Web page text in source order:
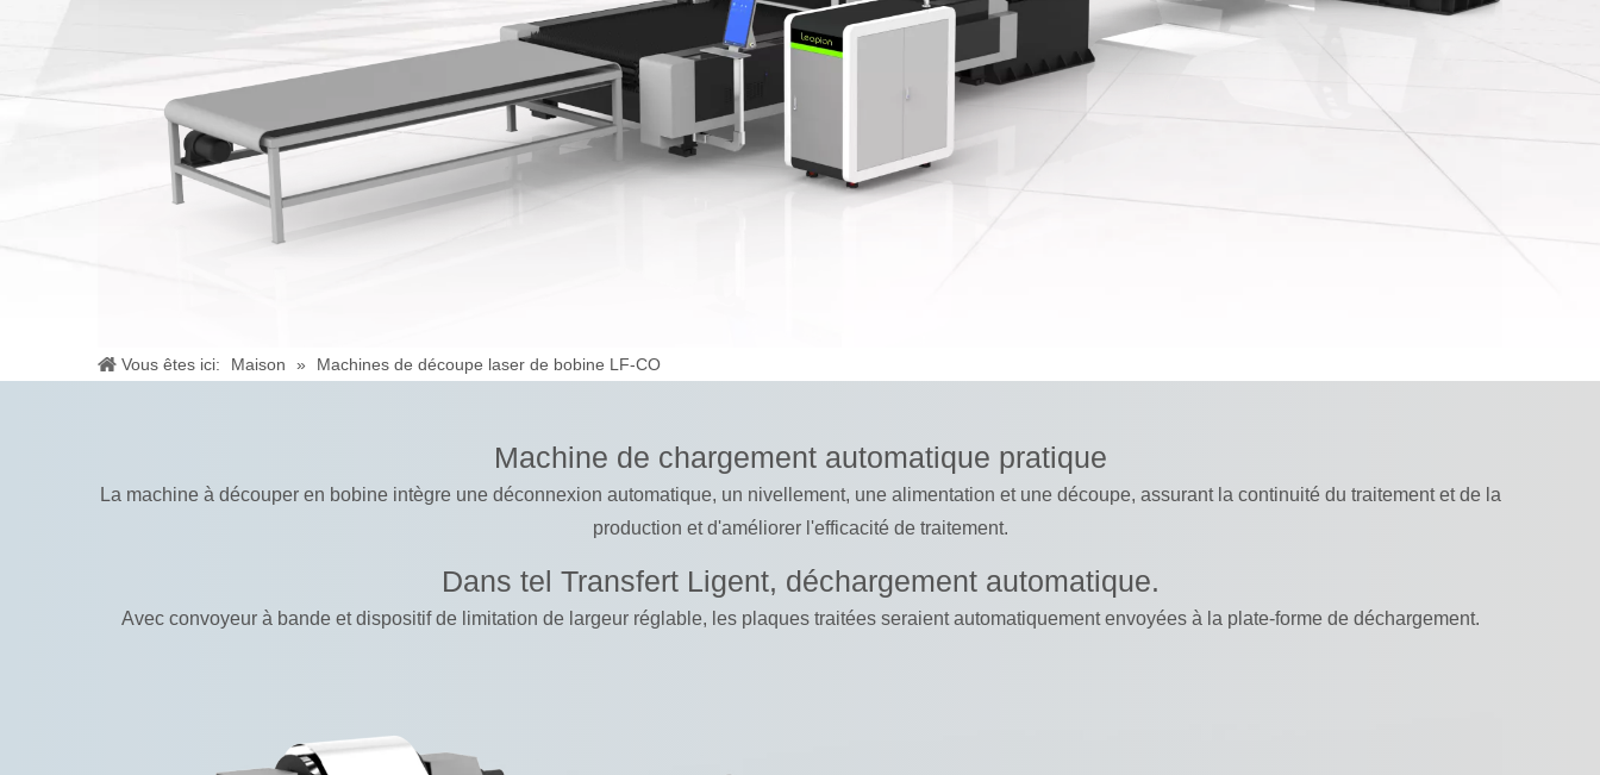
Vous êtes ici: Maison » Machines de découpe laser de bobine LF-CO
Machine de chargement automatique pratique
La machine à découper en bobine intègre une déconnexion automatique, un nivellement, une alimentation et une découpe, assurant la continuité du traitement et de la
production et d'améliorer l'efficacité de traitement.
Dans tel Transfert Ligent, déchargement automatique.
Avec convoyeur à bande et dispositif de limitation de largeur réglable, les plaques traitées seraient automatiquement envoyées à la plate-forme de déchargement.